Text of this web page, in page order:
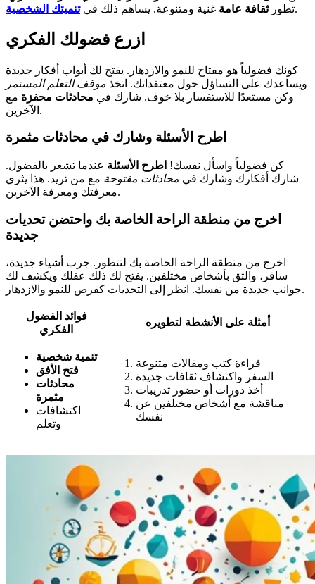
تطورثقافة عامة غنية ومتنوعة. يساهم ذلك فيتنميتك الشخصية .
ازرع فضولك الفكري
كونك فضولياً هو مفتاح للنمو والازدهار. يفتح لك أبواب أفكار جديدة
ويساعدك على التساؤل حول معتقداتك. اتخذ موقف التعلم المستمر
وكن مستعدًا للاستفسار بلا خوف. شارك في محادثات محفزة مع
الآخرين.
اطرح الأسئلة وشارك في محادثات مثمرة
كن فضولياً واسأل نفسك! اطرح الأسئلة عندما تشعر بالفضول.
شارك أفكارك وشارك في محادثات مفتوحة مع من تريد. هذا يثري
معرفتك ومعرفة الآخرين.
اخرج من منطقة الراحة الخاصة بك واحتضن تحديات
جديدة
اخرج من منطقة الراحة الخاصة بك لتتطور. جرب أشياء جديدة،
سافر، والتق بأشخاص مختلفين. يفتح لك ذلك عقلك ويكشف لك
جوانب جديدة من نفسك. انظر إلى التحديات كفرص للنمو والازدهار.
فوائد الفضول
الفكري
أمثلة على الأنشطة لتطويره
تنمية شخصية
فتح الأفق
محادثات
مثمرة
اكتشافات
وتعلم
قراءة كتب ومقالات متنوعة
السفر واكتشاف ثقافات جديدة
أخذ دورات أو حضور تدريبات
مناقشة مع أشخاص مختلفين عن
نفسك